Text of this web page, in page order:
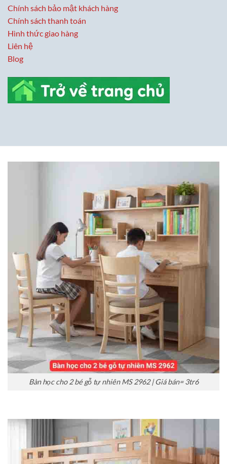
Chính sách bảo mật khách hàng
Chính sách thanh toán
Hình thức giao hàng
Liên hệ
Blog
Bàn học cho 2 bé gỗ tự nhiên MS 2962 | Giá bán= 3tr6